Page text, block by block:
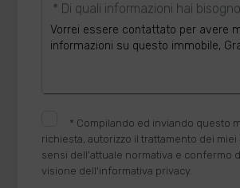
* Di quali informazioni hai
* Compilando ed inviando questo
richiesta, autorizzo il trattamento dei miei
sensi dell'attuale normativa e confermo
visione dell'informativa privacy.